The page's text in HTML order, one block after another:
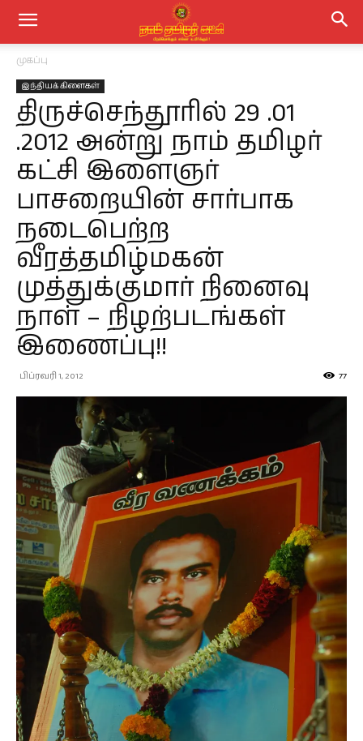
முகப்பு
இந்தியக் கிளைகள்
திருச்செந்தூரில் 29 .01
.2012 அன்று நாம் தமிழர்
கட்சி இளைஞர்
பாசறையின் சார்பாக
நடைபெற்ற
வீரத்தமிழ்மகன்
முத்துக்குமார் நினைவு
நாள் – நிழற்படங்கள்
இணைப்பு!!
பிப்ரவரி 1, 2012 77